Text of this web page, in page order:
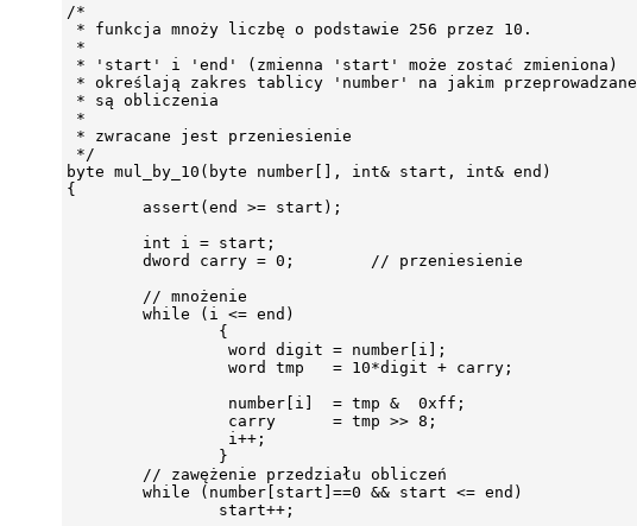
/*
* funkcja mnoży liczbę o podstawie 256 przez 10.
*
* 'start' i 'end' (zmienna 'start' może zostać zmieniona)
* określają zakres tablicy 'number' na jakim przeprowadzane
* są obliczenia
*
* zwracane jest przeniesienie
*/
byte mul_by_10(byte number[], int& start, int& end)
{
        assert(end >= start);
        int i = start;
        dword carry = 0;        // przeniesienie
        // mnożenie
        while (i <= end)
                {
                 word digit = number[i];
                 word tmp   = 10*digit + carry;
                 number[i]  = tmp &  0xff;
                 carry      = tmp >> 8;
                 i++;
                }
        // zawężenie przedziału obliczeń
        while (number[start]==0 && start <= end)
                start++;